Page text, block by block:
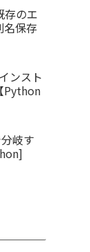
のエ
名保存
ンスト
Python
岐す